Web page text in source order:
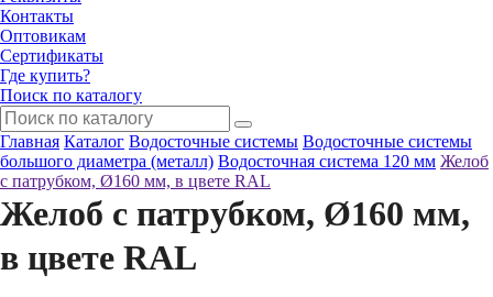
Контакты
Оптовикам
Сертификаты
Где купить?
Поиск по каталогу
Главная Каталог Водосточные системы Водосточные системы
большого диаметра (металл) Водосточная система 120 мм Желоб
с патрубком, Ø160 мм, в цвете RAL
Желоб с патрубком, Ø160 мм,
в цвете RAL